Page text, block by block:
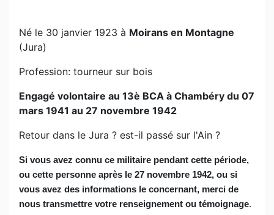
Né le 30 janvier 1923 à Moirans en Montagne
(Jura)
Profession: tourneur sur bois
Engagé volontaire au 13è BCA à Chambéry du 07
mars 1941 au 27 novembre 1942
Retour dans le Jura ? est-il passé sur l'Ain ?
Si vous avez connu ce militaire pendant cette période,
ou cette personne après le 27 novembre 1942, ou si
vous avez des informations le concernant, merci de
nous transmettre votre renseignement ou témoignage.